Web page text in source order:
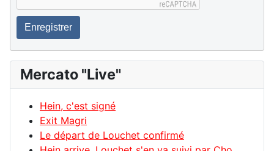
Enregistrer
Mercato "Live"
Hein, c'est signé
Exit Magri
Le départ de Louchet confirmé